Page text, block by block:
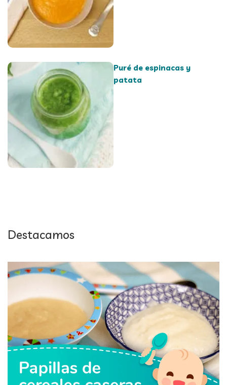
Puré de espinacas y
patata
Destacamos